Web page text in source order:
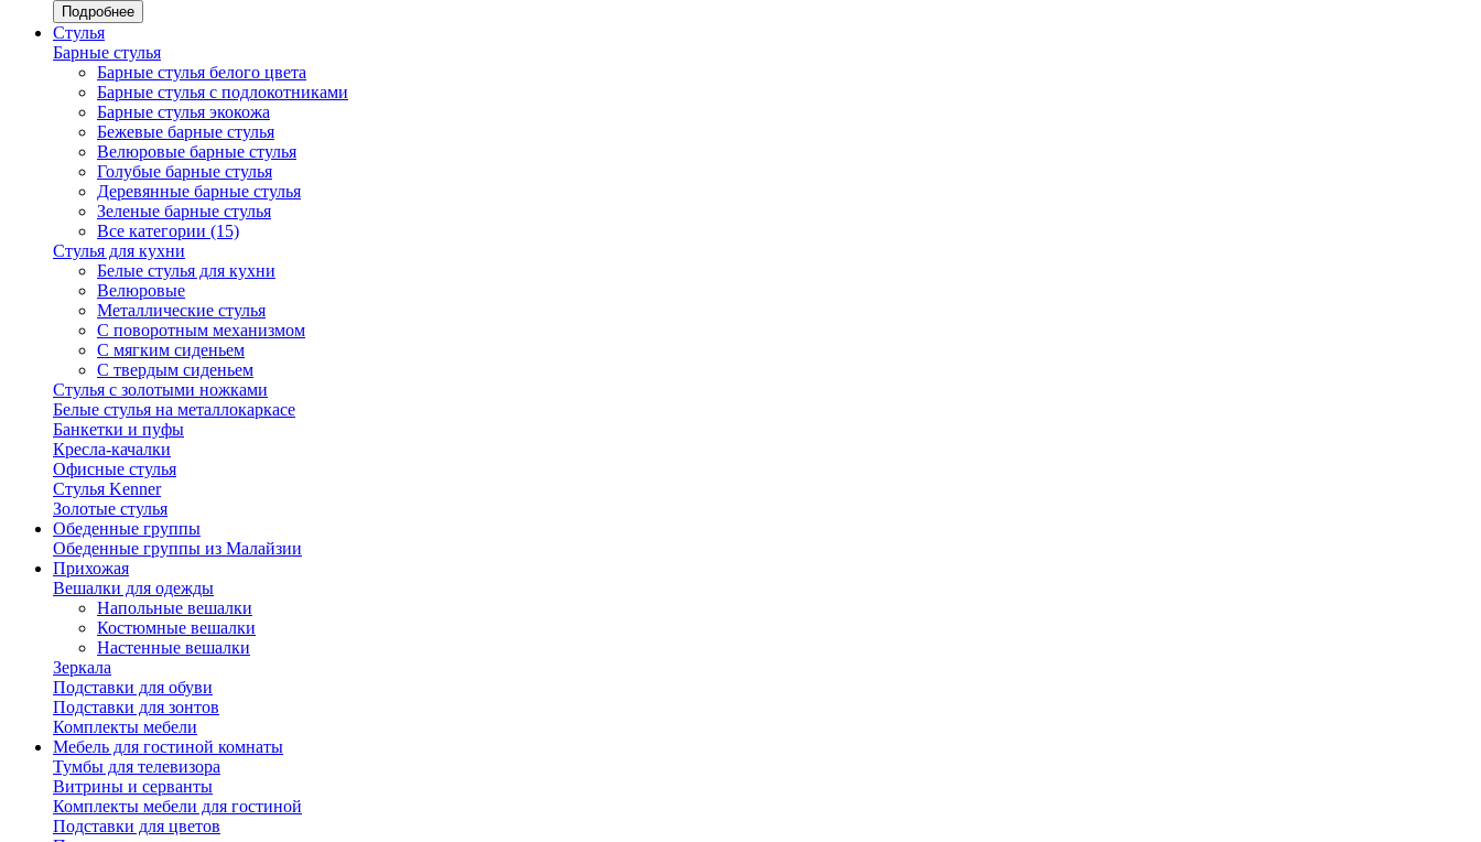
Подробнее
Стулья
Барные стулья
Барные стулья белого цвета
Барные стулья с подлокотниками
Барные стулья экокожа
Бежевые барные стулья
Велюровые барные стулья
Голубые барные стулья
Деревянные барные стулья
Зеленые барные стулья
Все категории (15)
Стулья для кухни
Белые стулья для кухни
Велюровые
Металлические стулья
С поворотным механизмом
С мягким сиденьем
С твердым сиденьем
Стулья с золотыми ножками
Белые стулья на металлокаркасе
Банкетки и пуфы
Кресла-качалки
Офисные стулья
Стулья Kenner
Золотые стулья
Обеденные группы
Обеденные группы из Малайзии
Прихожая
Вешалки для одежды
Напольные вешалки
Костюмные вешалки
Настенные вешалки
Зеркала
Подставки для обуви
Подставки для зонтов
Комплекты мебели
Мебель для гостиной комнаты
Тумбы для телевизора
Витрины и серванты
Комплекты мебели для гостиной
Подставки для цветов